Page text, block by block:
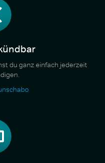
du ganz einfach jederzeit